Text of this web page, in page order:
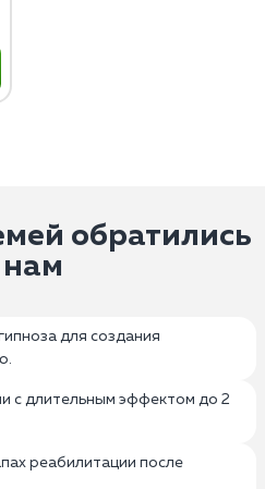
обратились
нам
для создания
с длительным эффектом до 2
реабилитации после